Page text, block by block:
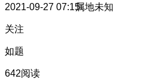
2021-09-27 07:15属地未知
关注
如题
642阅读